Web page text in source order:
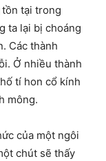
tồn tại trong
ta lại bị choáng
Các thành
Ở nhiều thành
tí hon cổ kính
mông.
của một ngôi
chút sẽ thấy